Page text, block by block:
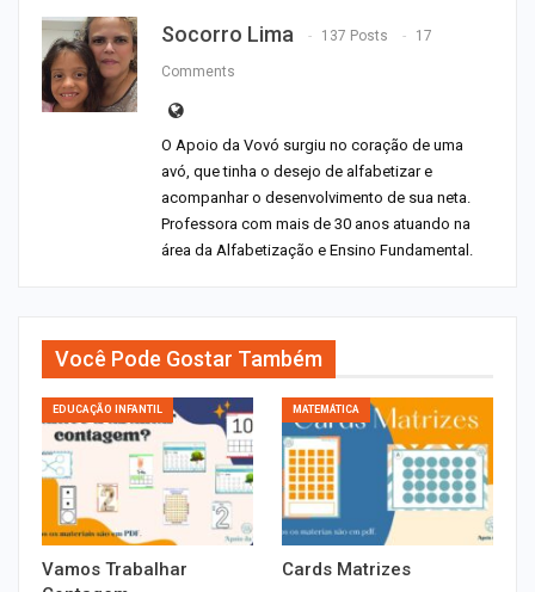
Socorro Lima 137 Posts 17
Comments
O Apoio da Vovó surgiu no coração de uma
avó, que tinha o desejo de alfabetizar e
acompanhar o desenvolvimento de sua neta.
Professora com mais de 30 anos atuando na
área da Alfabetização e Ensino Fundamental.
Você Pode Gostar Também
EDUCAÇÃO INFANTIL
Vamos Trabalhar
MATEMÁTICA
Cards Matrizes